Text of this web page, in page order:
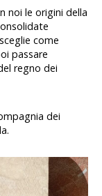
noi le origini della
come
passare
regno dei
dei